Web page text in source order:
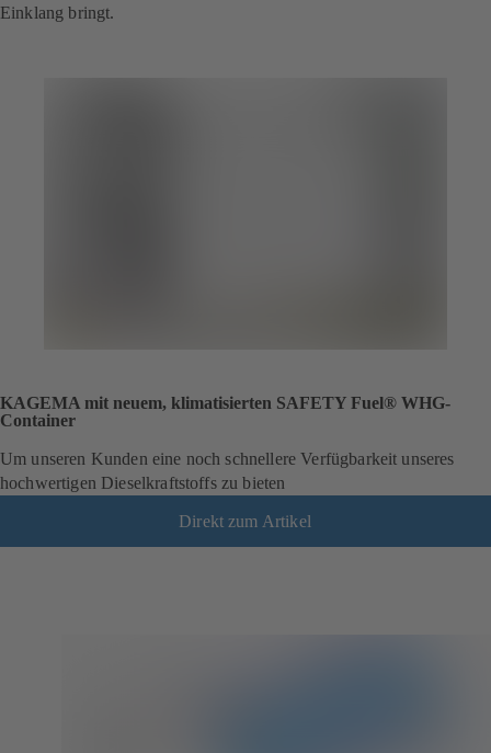
Einklang bringt.
KAGEMA mit neuem, klimatisierten SAFETY Fuel® WHG-
Container
Um unseren Kunden eine noch schnellere Verfügbarkeit unseres
hochwertigen Dieselkraftstoffs zu bieten
Direkt zum Artikel